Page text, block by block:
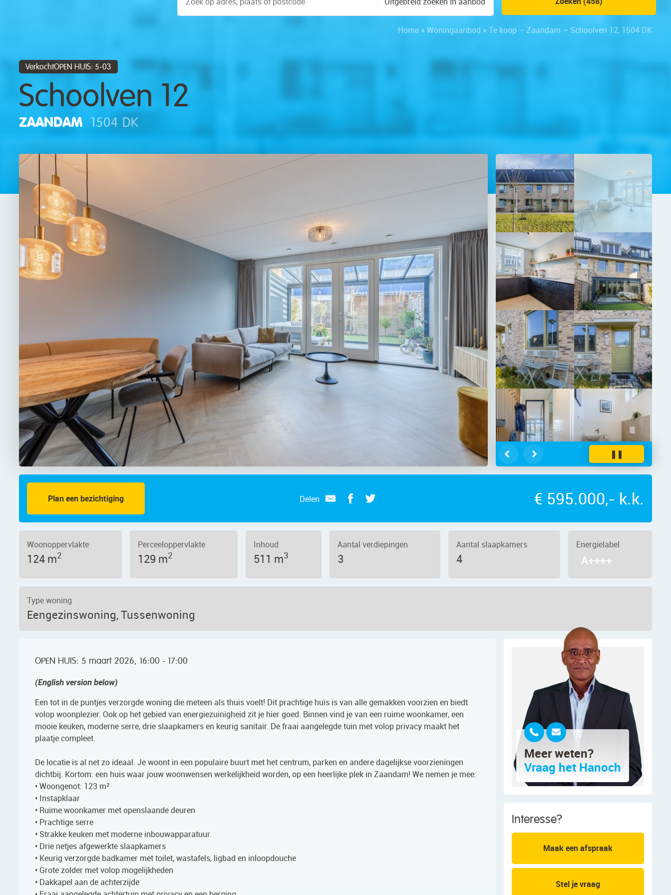
Home » Woningaanbod » Te koop – Zaandam – Schoolven 12, 1504 DK
VerkochtOPEN HUIS: 5-03
Schoolven 12
ZAANDAM 1504 DK
1504 DK – Foto 2
❚❚
Plan een bezichtiging Delen € 595.000,- k.k.
Woonoppervlakte
124 m2
Perceeloppervlakte
129 m2
Inhoud
511 m3
Aantal verdiepingen
3
Aantal slaapkamers
4
Energielabel
A++++
Type woning
Eengezinswoning, Tussenwoning
OPEN HUIS: 5 maart 2026, 16:00 - 17:00
(English version below)
Een tot in de puntjes verzorgde woning die meteen als thuis voelt! Dit prachtige huis is van alle gemakken voorzien en biedt
volop woonplezier. Ook op het gebied van energiezuinigheid zit je hier goed. Binnen vind je van een ruime woonkamer, een
mooie keuken, moderne serre, drie slaapkamers en keurig sanitair. De fraai aangelegde tuin met volop privacy maakt het
plaatje compleet.
De locatie is al net zo ideaal. Je woont in een populaire buurt met het centrum, parken en andere dagelijkse voorzieningen
dichtbij. Kortom: een huis waar jouw woonwensen werkelijkheid worden, op een heerlijke plek in Zaandam! We nemen je mee:
• Woongenot: 123 m²
• Instapklaar
• Ruime woonkamer met openslaande deuren
• Prachtige serre
• Strakke keuken met moderne inbouwapparatuur
• Drie netjes afgewerkte slaapkamers
• Keurig verzorgde badkamer met toilet, wastafels, ligbad en inloopdouche
• Grote zolder met volop mogelijkheden
• Dakkapel aan de achterzijde
Meer weten?
Vraag het Hanoch
Interesse?
Maak een afspraak
Stel je vraag